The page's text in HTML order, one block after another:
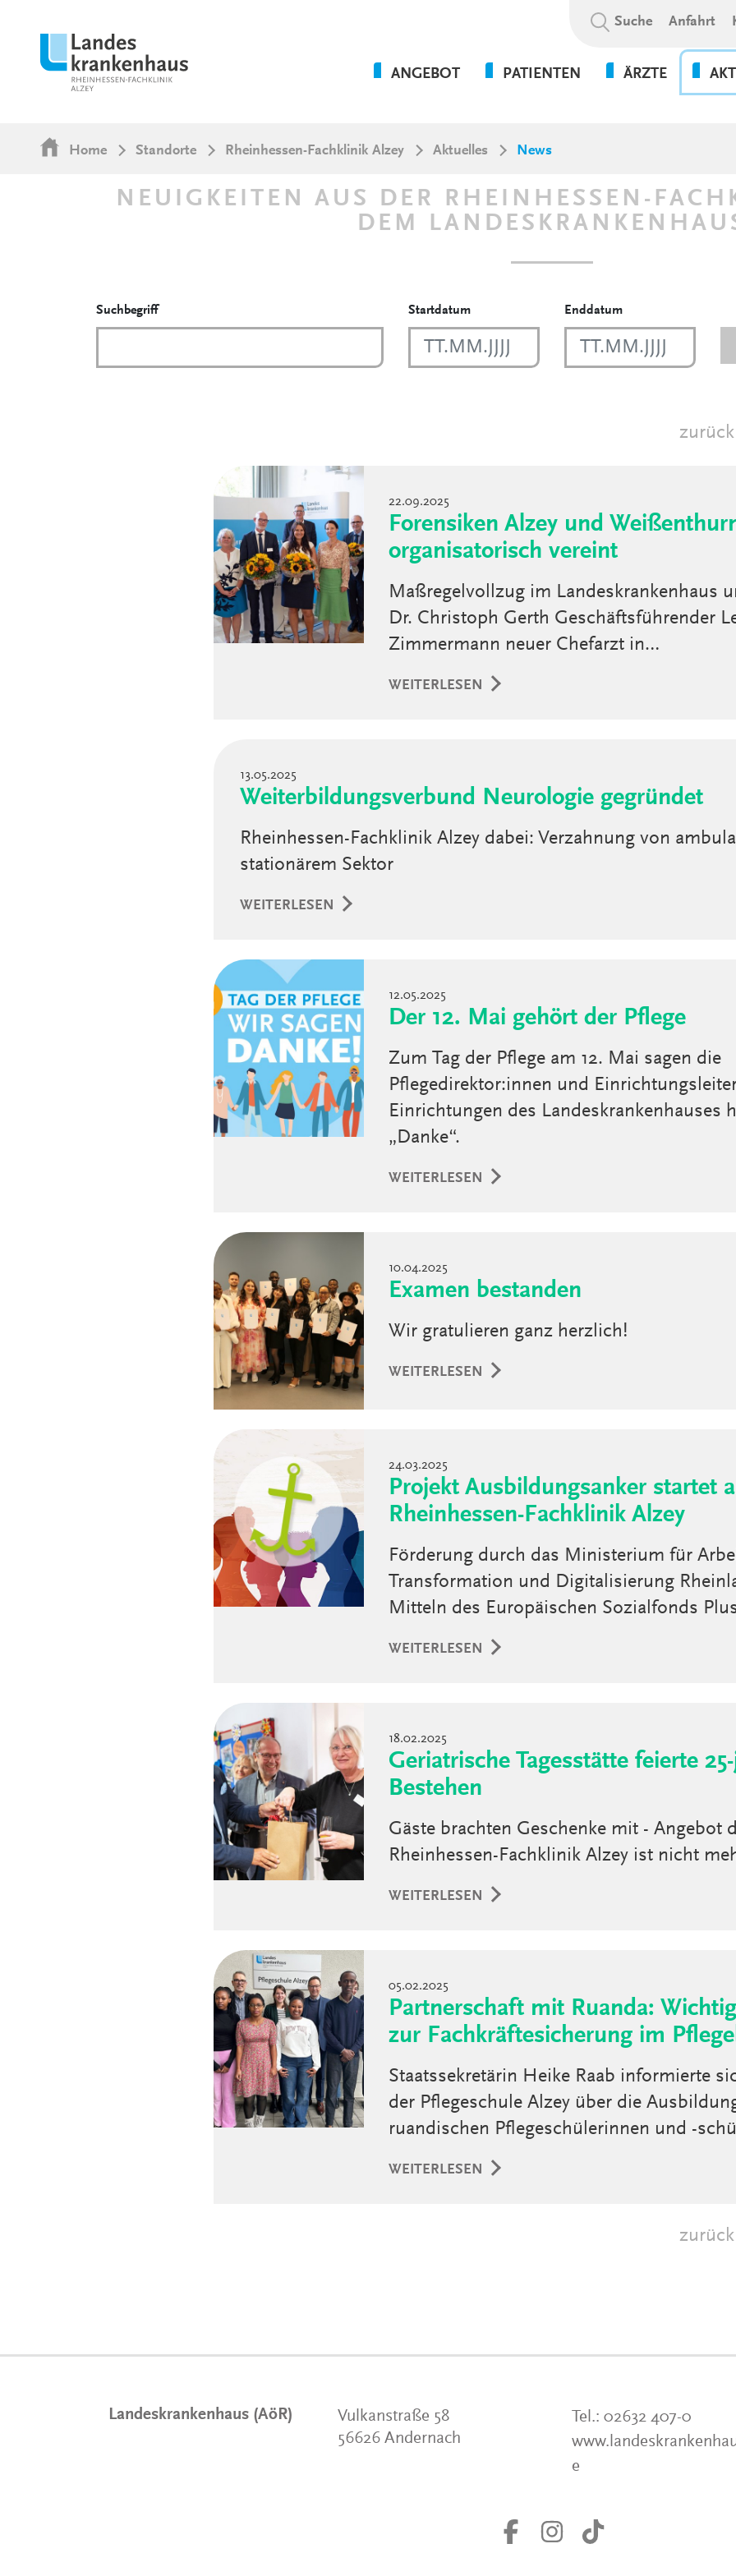
Suchbegriff:
Suche Anfahrt
ANGEBOT
TEILSTATIONÄRE /
AMBULANTE ANGEBOTE
WOHN- &
BETREUUNGSANGEBOTE
PATIENTEN
RUND UM IHREN
ENTLASSMANAGEMENT
INFORMATIONEN FÜR
ÄRZTE
Home Standorte Rheinhessen-Fachklinik Alzey Aktuelles News
NEUIGKEITEN AUS DER RHEINHESSEN-
DEM
News-Suchformular
Suchbegriff Startdatum Enddatum
zurück
22.09.2025
Forensiken Alzey und
organisatorisch vereint
Maßregelvollzug im Landeskrankenhaus
Dr. Christoph Gerth Geschäftsführender
Zimmermann neuer Chefarzt in…
WEITERLESEN
13.05.2025
Weiterbildungsverbund Neurologie gegründet
Rheinhessen-Fachklinik Alzey dabei: Verzahnung von
stationärem Sektor
WEITERLESEN
12.05.2025
Der 12. Mai gehört der Pflege
Zum Tag der Pflege am 12. Mai sagen die
Pflegedirektor:innen und
Einrichtungen des Landeskrankenhauses
„Danke“.
WEITERLESEN
10.04.2025
Examen bestanden
Wir gratulieren ganz herzlich!
WEITERLESEN
24.03.2025
Projekt Ausbildungsanker startet
Rheinhessen-Fachklinik Alzey
Förderung durch das Ministerium für
Transformation und Digitalisierung
Mitteln des Europäischen Sozialfonds
WEITERLESEN
18.02.2025
Geriatrische Tagesstätte feierte
Bestehen
Gäste brachten Geschenke mit - Angebot
Rheinhessen-Fachklinik Alzey ist nicht
WEITERLESEN
05.02.2025
Partnerschaft mit Ruanda:
zur Fachkräftesicherung im
Staatssekretärin Heike Raab informierte
der Pflegeschule Alzey über die
ruandischen Pflegeschülerinnen und -
WEITERLESEN
zurück
Landeskrankenhaus (AöR)
Vulkanstraße 58
56626 Andernach
Tel.: 02632 407-0
e